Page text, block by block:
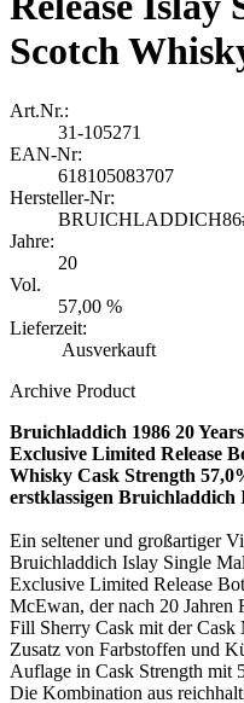
Scotch
Art.Nr.:
31-105271
EAN-Nr:
618105083707
Hersteller-Nr:
Jahre:
20
Vol.
57,00 %
Lieferzeit:
Ausverkauft
Archive Product
Bruichladdich 1986 20
Exclusive Limited Release
Whisky Cask Strength
erstklassigen Bruichladdich
Ein seltener und großartiger
Bruichladdich Islay Single
Exclusive Limited Release
McEwan, der nach 20 Jahren
Fill Sherry Cask mit der Cask
Zusatz von Farbstoffen und
Auflage in Cask Strength mit
Die Kombination aus